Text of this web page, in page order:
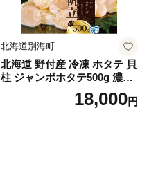
北海道別海町
北海道 野付産 冷凍 ホタテ 貝
柱 ジャンボホタテ500g 濃厚
な旨味と甘み （ほたて ホタ
テ 帆立 貝柱 ホタテ貝柱 大玉
18,000円